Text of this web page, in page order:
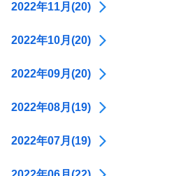
2022年11月(20)
2022年10月(20)
2022年09月(20)
2022年08月(19)
2022年07月(19)